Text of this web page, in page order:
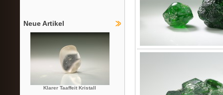
Neue Artikel
Klarer Taaffeit Kristall